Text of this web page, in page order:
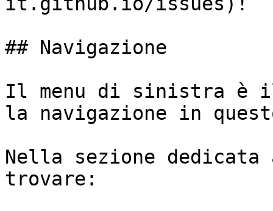
## Navigazione
Il menu di sinistra è
la navigazione in
Nella sezione
trovare: